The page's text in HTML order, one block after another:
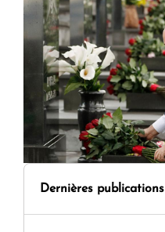
Dernières publications